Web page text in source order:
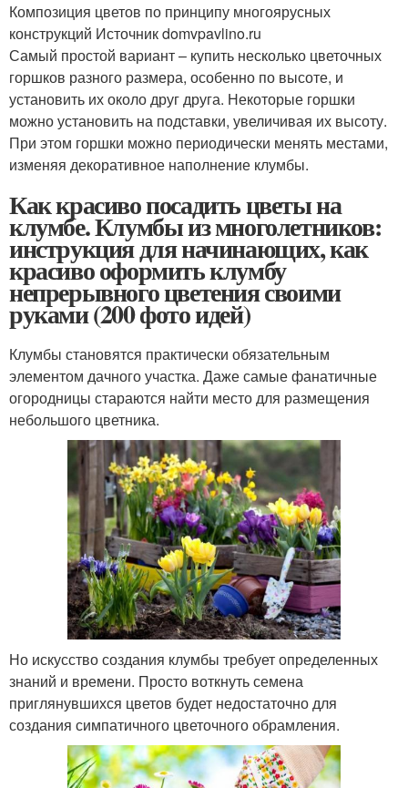
Композиция цветов по принципу многоярусных
конструкций Источник domvpavlino.ru
Самый простой вариант – купить несколько цветочных
горшков разного размера, особенно по высоте, и
установить их около друг друга. Некоторые горшки
можно установить на подставки, увеличивая их высоту.
При этом горшки можно периодически менять местами,
изменяя декоративное наполнение клумбы.
Как красиво посадить цветы на
клумбе. Клумбы из многолетников:
инструкция для начинающих, как
красиво оформить клумбу
непрерывного цветения своими
руками (200 фото идей)
Клумбы становятся практически обязательным
элементом дачного участка. Даже самые фанатичные
огородницы стараются найти место для размещения
небольшого цветника.
Но искусство создания клумбы требует определенных
знаний и времени. Просто воткнуть семена
приглянувшихся цветов будет недостаточно для
создания симпатичного цветочного обрамления.